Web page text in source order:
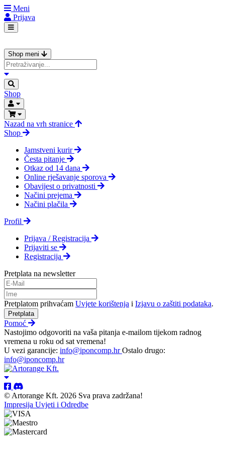
Meni
Prijava
Shop meni
Shop
Nazad na vrh stranice
Shop
Jamstveni kurir
Česta pitanje
Otkaz od 14 dana
Online rješavanje sporova
Obavijest o privatnosti
Načini prejema
Načini plačila
Profil
Prijava / Registracija
Prijaviti se
Registracija
Pretplata na newsletter
Pretplatom prihvaćam Uvjete korištenja i Izjavu o zaštiti podataka.
Pretplata
Pomoć
Nastojimo odgovoriti na vaša pitanja e-mailom tijekom radnog
vremena u roku od sat vremena!
U vezi garancije: info@iponcomp.hrOstalo drugo:
info@iponcomp.hr
© Artorange Kft. 2026 Sva prava zadržana!
Impresija Uvjeti i Odredbe